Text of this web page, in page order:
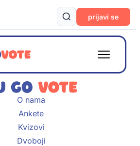
prijavi se
O nama
Ankete
Kvizovi
Dvoboji